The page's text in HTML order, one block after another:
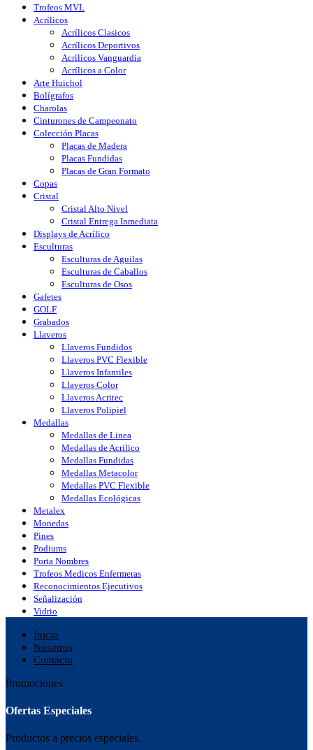
Trofeos MVL
Acrílicos
Acrílicos Clasicos
Acrílicos Deportivos
Acrílicos Vanguardia
Acrílicos a Color
Arte Huichol
Bolígrafos
Charolas
Cinturones de Campeonato
Colección Placas
Placas de Madera
Placas Fundidas
Placas de Gran Formato
Copas
Cristal
Cristal Alto Nivel
Cristal Entrega Inmediata
Displays de Acrílico
Esculturas
Esculturas de Aguilas
Esculturas de Caballos
Esculturas de Osos
Gafetes
GOLF
Grabados
Llaveros
Llaveros Fundidos
Llaveros PVC Flexible
Llaveros Infantiles
Llaveros Color
Llaveros Acritec
Llaveros Polipiel
Medallas
Medallas de Linea
Medallas de Acrilico
Medallas Fundidas
Medallas Metacolor
Medallas PVC Flexible
Medallas Ecológicas
Metalex
Monedas
Pines
Podiums
Porta Nombres
Trofeos Medicos Enfermeras
Reconocimientos Ejecutivos
Señalización
Vidrio
Inicio
Nosotros
Contacto
Promociones
Ofertas Especiales
Productos a precios especiales.